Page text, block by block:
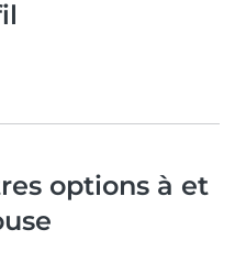
options à et